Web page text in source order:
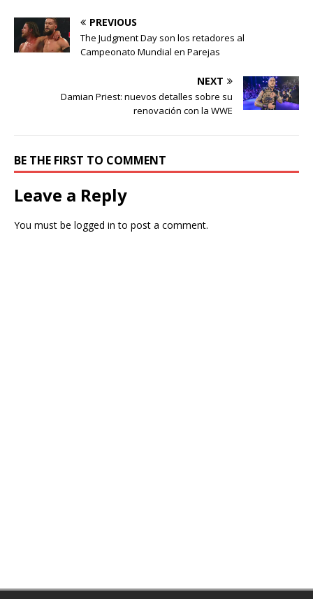
PREVIOUS
The Judgment Day son los retadores al
Campeonato Mundial en Parejas
NEXT
Damian Priest: nuevos detalles sobre su
renovación con la WWE
BE THE FIRST TO COMMENT
Leave a Reply
You must be logged in to post a comment.